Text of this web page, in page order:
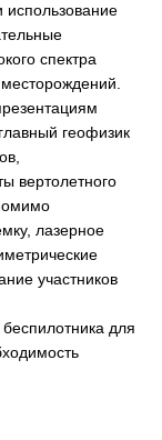
использование
спектра
геофизик
вертолетного
лазерное
участников
для